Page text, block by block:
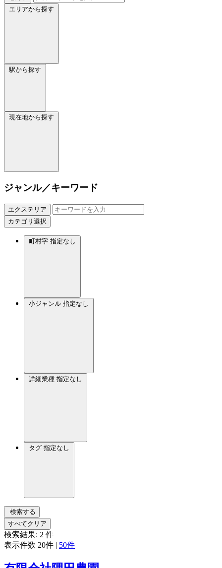
エリアから探す
駅から探す
現在地から探す
ジャンル／キーワード
エクステリア
カテゴリ選択
町村字 指定なし
小ジャンル 指定なし
詳細業種 指定なし
タグ 指定なし
検索する
すべてクリア
検索結果: 2 件
表示件数 20件 | 50件